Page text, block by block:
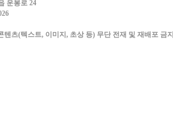
운봉로 24
텐츠(텍스트, 이미지, 초상 등) 무단 전재 및 재배포 금